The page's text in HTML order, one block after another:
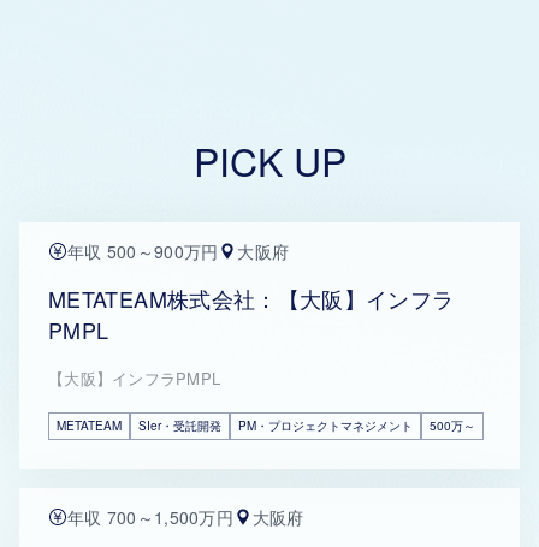
PICK UP
年収 500～900万円 大阪府
METATEAM株式会社：【大阪】インフラ
PMPL
【大阪】インフラPMPL
METATEAM SIer・受託開発 PM・プロジェクトマネジメント 500万～
年収 700～1,500万円 大阪府